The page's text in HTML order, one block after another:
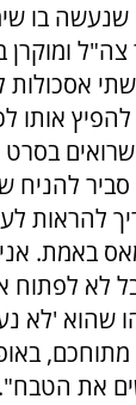
בו
צה"ל ומוקרן
אסכולות
שרואים
סביר
להראות
באמת.
לא לפתוח
שהוא 'לא
את הטבח".